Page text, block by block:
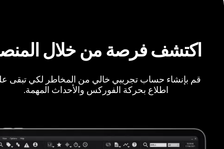
اكتشف فرصة من خلال
قم بإنشاء حساب تجريبي خالي من المخاطر لكي تبقى
اطلاع بحركة الفوركس والأحداث المهمة.